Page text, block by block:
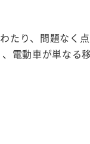
り、問題なく
電動車が単な